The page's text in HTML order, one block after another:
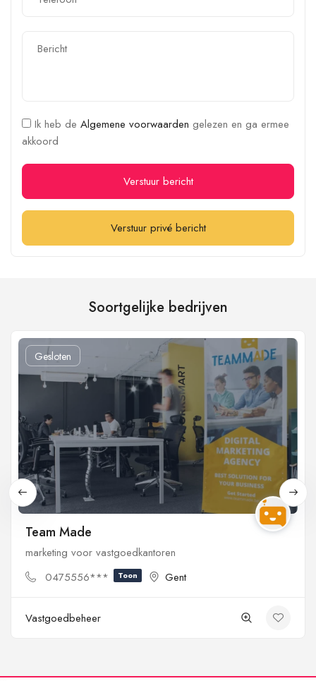
Ik heb de Algemene voorwaarden gelezen en ga ermee
akkoord
Verstuur bericht
Verstuur privé bericht
Soortgelijke bedrijven
Gesloten
Team Made
marketing voor vastgoedkantoren
0475556***
Toon Gent
Vastgoedbeheer